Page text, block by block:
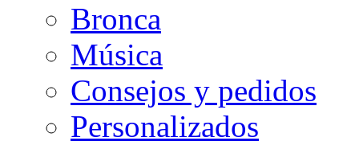
Bronca
Música
Consejos y pedidos
Personalizados